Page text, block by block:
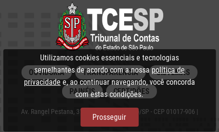
OUVIDORIA TRANSPARÊNCIA SISTEMAS
PAINÉIS CERTIDÕES
Av. Rangel Pestana, 315 - Centro, São Paulo/SP - CEP 01017-906 |
PABX: 3292‑3266
Utilizamos cookies essenciais e tecnologias
semelhantes de acordo com a nossapolítica de
privacidadee, ao continuar navegando, você concorda
com estas condições.
Prosseguir